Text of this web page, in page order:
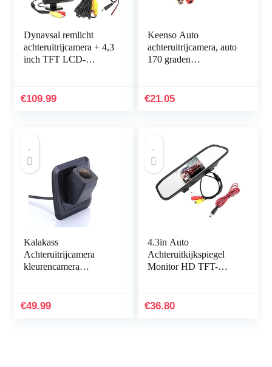
Dynavsal remlicht
achteruitrijcamera + 4,3
inch TFT LCD-
nachtzicht auto
€109.99
Keenso Auto
achteruitrijcamera, auto
170 graden
waterdicht
€21.05
Kalakass
Achteruitrijcamera
kleurencamera
achteruitrijsysteem
€49.99
4.3in Auto
Achteruitkijkspiegel
Monitor HD TFT-
Auto Monitor
€36.80